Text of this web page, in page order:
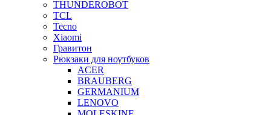
THUNDEROBOT
TCL
Tecno
Xiaomi
Гравитон
Рюкзаки для ноутбуков
ACER
BRAUBERG
GERMANIUM
LENOVO